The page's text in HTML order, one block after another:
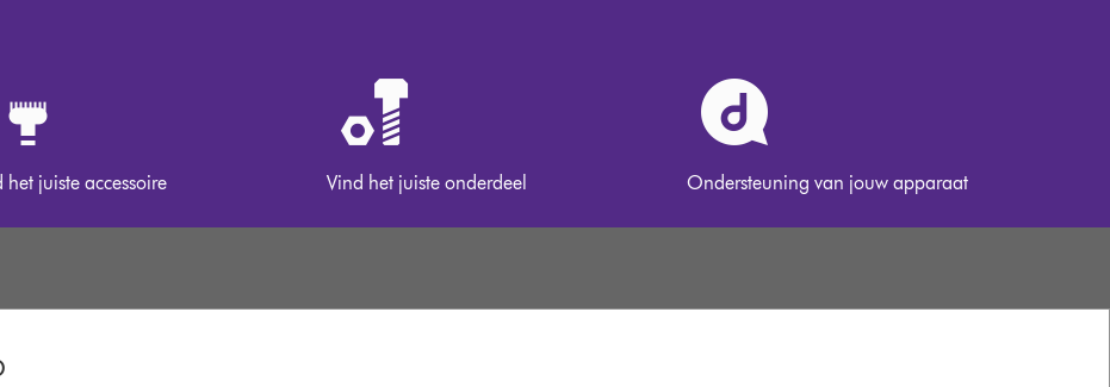
het juiste accessoire Vind het juiste onderdeel Ondersteuning van jouw apparaat